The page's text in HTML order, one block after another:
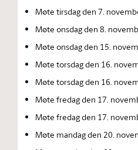
Møte tirsdag den 7.
Møte onsdag den 8.
Møte onsdag den 15.
Møte torsdag den 16.
Møte torsdag den 16.
Møte fredag den 17.
Møte fredag den 17.
Møte mandag den 20.